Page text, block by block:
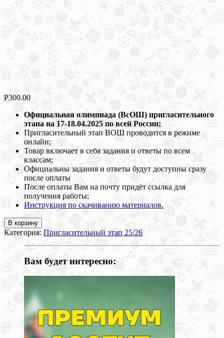
Р300.00
Официальная олимпиада (ВсОШ) пригласительного
этапа на 17-18.04.2025 по всей России;
Пригласительный этап ВОШ проводится в режиме
онлайн;
Товар включает в себя задания и ответы по всем
классам;
Официальны задания и ответы будут доступны сразу
после оплаты
После оплаты Вам на почту придёт ссылка для
получения работы;
Инструкция по скачиванию материалов.
В корзину
Категория: Пригласительный этап 25/26
Вам будет интересно: